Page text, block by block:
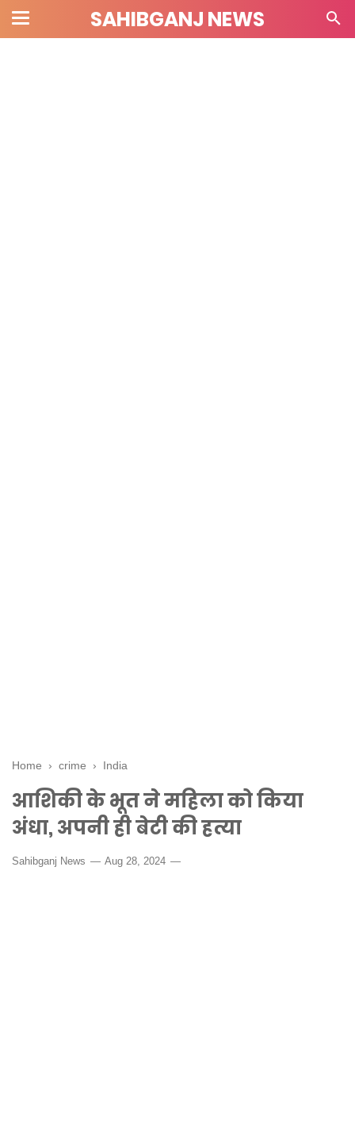
SAHIBGANJ NEWS
Home › crime › India
आशिकी के भूत ने महिला को किया
अंधा, अपनी ही बेटी की हत्या
Sahibganj News Aug 28, 2024